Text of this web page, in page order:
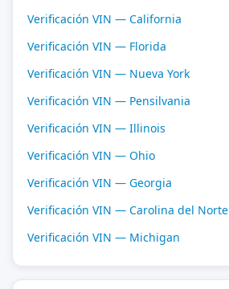
Verificación VIN — California
Verificación VIN — Florida
Verificación VIN — Nueva York
Verificación VIN — Pensilvania
Verificación VIN — Illinois
Verificación VIN — Ohio
Verificación VIN — Georgia
Verificación VIN — Carolina del Norte
Verificación VIN — Michigan